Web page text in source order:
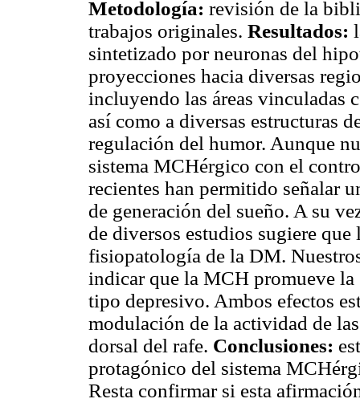
Metodología: revisión de la
trabajos originales. Resultados:
sintetizado por neuronas del
proyecciones hacia diversas
incluyendo las áreas vinculadas
así como a diversas estructuras
regulación del humor. Aunque
sistema MCHérgico con el
recientes han permitido señalar
de generación del sueño. A su
de diversos estudios sugiere
fisiopatología de la DM.
indicar que la MCH promueve
tipo depresivo. Ambos efectos
modulación de la actividad de
dorsal del rafe. Conclusiones:
protagónico del sistema
Resta confirmar si esta